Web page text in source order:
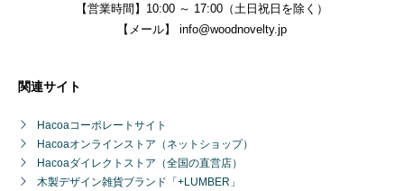
【営業時間】10:00 ～ 17:00（土日祝日を除く）
【メール】 info@woodnovelty.jp
関連サイト
Hacoaコーポレートサイト
Hacoaオンラインストア（ネットショップ）
Hacoaダイレクトストア（全国の直営店）
木製デザイン雑貨ブランド「+LUMBER」